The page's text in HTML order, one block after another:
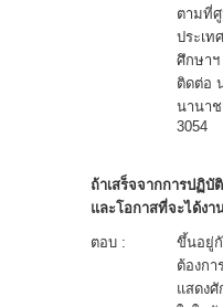
ตามที่
ประเท
ศึกษาฯ
ติดต่อ
นานา
3054
ถ้าเสร็จจากการปฏิ
และโอกาสที่จะได้งา
ตอบ :
ขึ้นอยู่
ต้องก
แสดง